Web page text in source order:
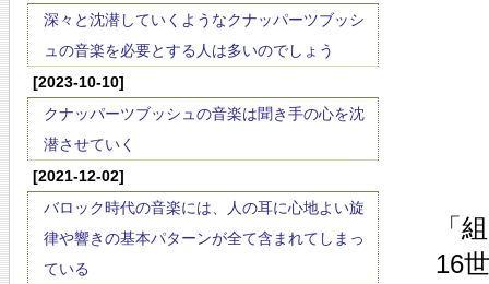
深々と沈潜していくようなクナッパーツブッシ
ュの音楽を必要とする人は多いのでしょう
[2023-10-10]
クナッパーツブッシュの音楽は聞き手の心を沈
潜させていく
[2021-12-02]
バロック時代の音楽には、人の耳に心地よい旋
律や響きの基本パターンが全て含まれてしまっ
ている
「
16